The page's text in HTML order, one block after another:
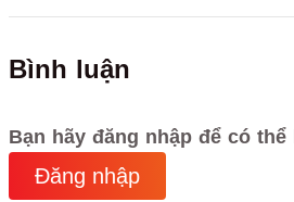
Bình luận
Bạn hãy đăng nhập để có thể
Đăng nhập